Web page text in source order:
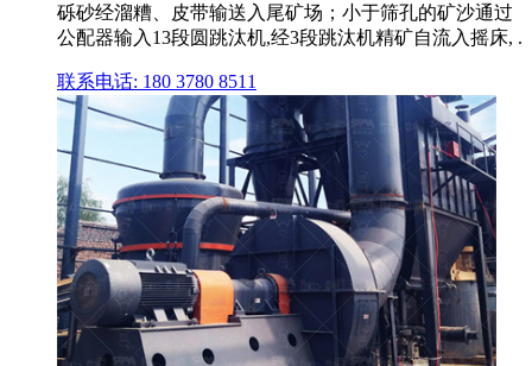
砾砂经溜糟、皮带输送入尾矿场；小于筛孔的矿沙通过
公配器输入13段圆跳汰机,经3段跳汰机精矿自流入摇床, .
联系电话: 180 3780 8511